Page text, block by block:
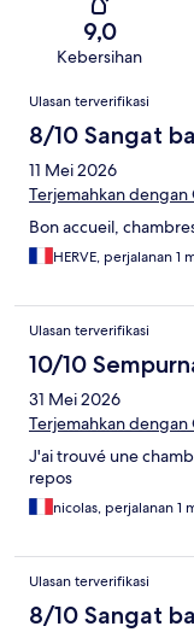
9,0
Kebersihan
Ulasan
Ulasan terverifikasi
8/10 Sangat
11 Mei 2026
Terjemahkan dengan
Bon accueil,
HERVE, perjalanan 1
Ulasan terverifikasi
10/10
31 Mei 2026
Terjemahkan dengan
J'ai trouvé une
repos
nicolas, perjalanan 1
Ulasan terverifikasi
8/10 Sangat